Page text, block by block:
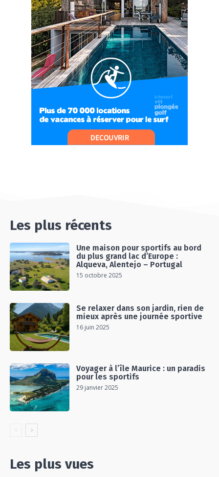
#Ep9 VLOG : UN SPORTIHOME CHEZ
SPORTIHOME !
07:21
#Ep10 VLOG : UN SEJOUR SPORTIF PROCHE DE
PARIS !
07:37
#Ep11 VLOG : SÉJOUR AU BORD DE LA SAÔNE
ET AU LAC D’AIGUEBELETTE
05:55
#Ep12 VLOG : ANNECY, ENTRE LAC ET
06:26
UN SÉJOUR SPORT & NATURE
07:19
Les plus récents
Une maison pour sportifs au bord
du plus grand lac d’Europe :
Alqueva, Alentejo – Portugal
15 octobre 2025
Se relaxer dans son jardin, rien de
mieux après une journée sportive
16 juin 2025
Voyager à l’île Maurice : un paradis
pour les sportifs
29 janvier 2025
Les plus vues